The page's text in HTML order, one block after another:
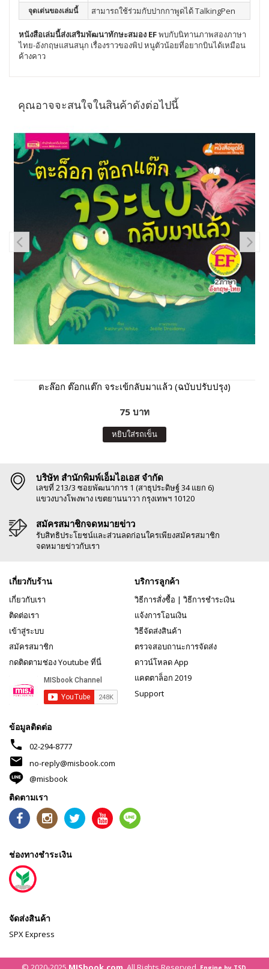
จุดเด่นของเล่มนี้ สามารถใช้ร่วมกับปากกาพูดได้ TalkingPen
หนังสือเล่มนี้ส่งเสริมพัฒนาทักษะสมอง EFพบกับนิทานภาพสองภาษา
ไทย-อังกฤษแสนสนุก เรื่องราวของพิป หนูตัวน้อยที่อยากบินได้เหมือน
ค้างคาว
คุณอาจจะสนใจในสินค้าดังต่อไปนี้
ตะล๊อก ต๊อกแต๊ก จระเข้กลับมาแล้ว (ฉบับปรับปรุง)
75 บาท
หยิบใส่รถเข็น
บริษัท สำนักพิมพ์เอ็มไอเอส จำกัด
เลขที่ 213/3 ซอยพัฒนาการ 1 (สาธุประดิษฐ์ 34 แยก 6)
แขวงบางโพงพาง เขตยานนาวา กรุงเทพฯ 10120
สมัครสมาชิกจดหมายข่าว
รับสิทธิประโยชน์และส่วนลดก่อนใครเพียงสมัครสมาชิก
จดหมายข่าวกับเรา
เกี่ยวกับร้าน
เกี่ยวกับเรา
ติดต่อเรา
เข้าสู่ระบบ
สมัครสมาชิก
กดติดตามช่อง Youtube ที่นี่
บริการลูกค้า
วิธีการสั่งซื้อ | วิธีการชำระเงิน
แจ้งการโอนเงิน
วิธีจัดส่งสินค้า
ตรวจสอบถานะการจัดส่ง
ดาวน์โหลด App
แคตตาล็อก 2019
Support
ข้อมูลติดต่อ
phone 02-294-8777
mail
no-reply@misbook.com
@misbook
ติดตามเรา
ช่องทางชำระเงิน
จัดส่งสินค้า
SPX Express